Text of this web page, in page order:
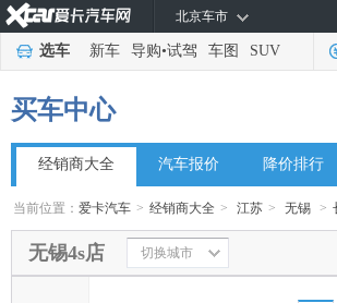
北京车市
选车 新车 导购•试驾 车图 SUV
买车中心
经销商大全 汽车报价 降价排行
当前位置：爱卡汽车 > 经销商大全 > 江苏 > 无锡 >
无锡4s店 切换城市